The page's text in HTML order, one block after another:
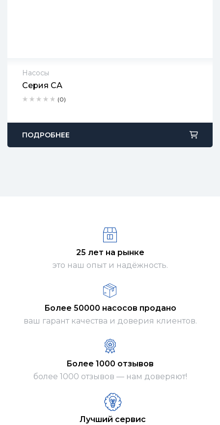
Насосы
Серия СА
(0)
2 года гарантии
Срок доставки: 1-2 рабочих дня
ПОДРОБНЕЕ
25 лет на рынке
это наш опыт и надёжность.
Более 50000 насосов продано
ваш гарант качества и доверия клиентов.
Более 1000 отзывов
более 1000 отзывов — нам доверяют!
Лучший сервис